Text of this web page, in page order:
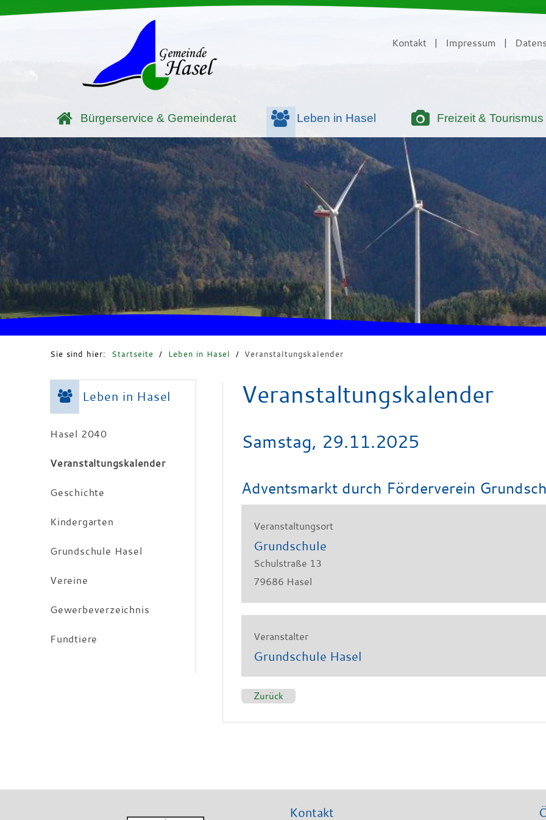
Kontakt | Impressum |
Bürgerservice & Gemeinderat Leben in Hasel Freizeit & Tourismus
Sie sind hier: Startseite / Leben in Hasel / Veranstaltungskalender
Leben in Hasel
Hasel 2040
Veranstaltungskalender
Geschichte
Kindergarten
Grundschule Hasel
Vereine
Gewerbeverzeichnis
Fundtiere
Veranstaltungskalender
Samstag, 29.11.2025
Adventsmarkt durch Förderverein
Veranstaltungsort
Grundschule
Schulstraße 13
79686 Hasel
Veranstalter
Grundschule Hasel
Zurück
Kontakt